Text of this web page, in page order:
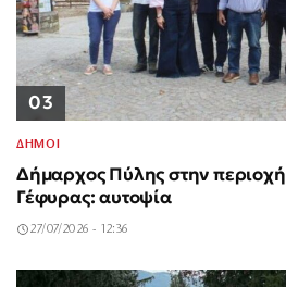
03
ΔΗΜΟΙ
Δήμαρχος Πύλης στην περιοχή
Γέφυρας: αυτοψία
27/07/2026 - 12:36